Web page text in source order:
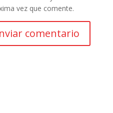
vez que comente.